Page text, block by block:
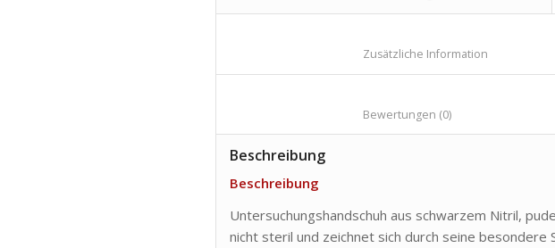
Beschreibung
Beschreibung
Untersuchungshandschuh aus schwarzem Nitril,
nicht steril und zeichnet sich durch seine